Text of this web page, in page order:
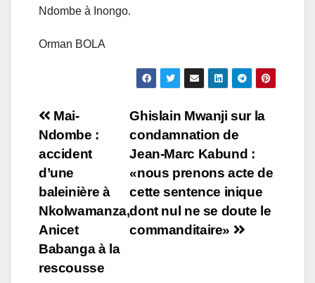
Ndombe à Inongo.
Orman BOLA
Navigation
de
l’article
Ghislain Mwanji sur la
condamnation de
Jean-Marc Kabund :
«nous prenons acte de
cette sentence inique
dont nul ne se doute le
commanditaire»
Mai-
Ndombe :
accident
d’une
baleinière à
Nkolwamanza,
Anicet
Babanga à la
rescousse